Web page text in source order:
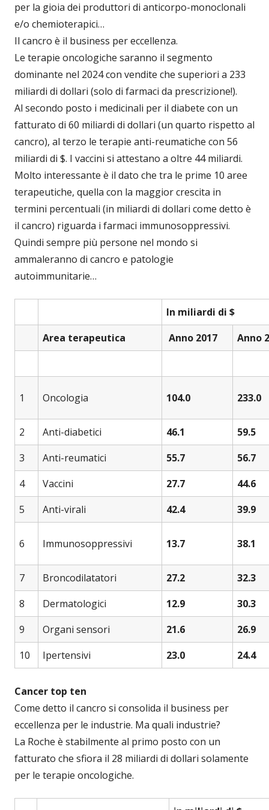
per la gioia dei produttori di anticorpo-monoclonali
e/o chemioterapici…
Il cancro è il business per eccellenza.
Le terapie oncologiche saranno il segmento
dominante nel 2024 con vendite che superiori a 233
miliardi di dollari (solo di farmaci da prescrizione!).
Al secondo posto i medicinali per il diabete con un
fatturato di 60 miliardi di dollari (un quarto rispetto al
cancro), al terzo le terapie anti-reumatiche con 56
miliardi di $. I vaccini si attestano a oltre 44 miliardi.
Molto interessante è il dato che tra le prime 10 aree
terapeutiche, quella con la maggior crescita in
termini percentuali (in miliardi di dollari come detto è
il cancro) riguarda i farmaci immunosoppressivi.
Quindi sempre più persone nel mondo si
ammaleranno di cancro e patologie
autoimmunitarie…
In miliardi di $
Area terapeutica
Anno 2017 Anno
1 Oncologia 104.0 233.0
2 Anti-diabetici 46.1
59.5
3
Anti-reumatici 55.7
56.7
4
Vaccini 27.7
44.6
5
Anti-virali 42.4 39.9
6 Immunosoppressivi 13.7 38.1
7 Broncodilatatori 27.2
32.3
8
Dermatologici 12.9
30.3
9
Organi sensori 21.6
26.9
10
Ipertensivi 23.0 24.4
Cancer top ten
Come detto il cancro si consolida il business per
eccellenza per le industrie. Ma quali industrie?
La Roche è stabilmente al primo posto con un
fatturato che sfiora il 28 miliardi di dollari solamente
per le terapie oncologiche.